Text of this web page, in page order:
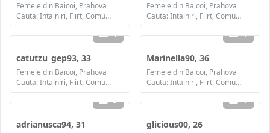
Femeie din Baicoi, Prahova
Cauta: Intalniri, Flirt, Comunicare / chat, Prietenie, Casatorie
Femeie din Baicoi, Prahova
Cauta: Intalniri, Flirt, Comunicare / chat, Prietenie, Casatorie
1
catutzu_gep93, 33
Femeie din Baicoi, Prahova
Cauta: Intalniri, Flirt, Comunicare / chat, Prietenie, Casatorie
1
Marinella90, 36
Femeie din Baicoi, Prahova
Cauta: Intalniri, Flirt, Comunicare / chat, Prietenie, Casatorie
3
adrianusca94, 31
1
glicious00, 26